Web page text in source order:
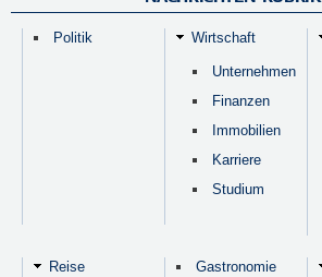
Politik Wirtschaft
Unternehmen
Finanzen
Immobilien
Karriere
Studium
Reise Gastronomie